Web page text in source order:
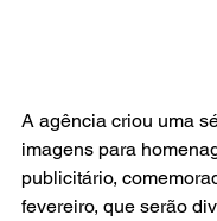
A agência criou uma
imagens para
publicitário,
fevereiro, que serão